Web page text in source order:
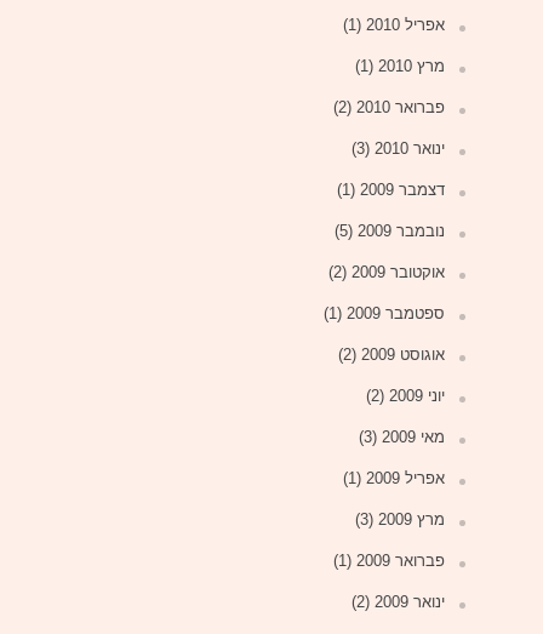
אפריל 2010 (1)
מרץ 2010 (1)
פברואר 2010 (2)
ינואר 2010 (3)
דצמבר 2009 (1)
נובמבר 2009 (5)
אוקטובר 2009 (2)
ספטמבר 2009 (1)
אוגוסט 2009 (2)
יוני 2009 (2)
מאי 2009 (3)
אפריל 2009 (1)
מרץ 2009 (3)
פברואר 2009 (1)
ינואר 2009 (2)